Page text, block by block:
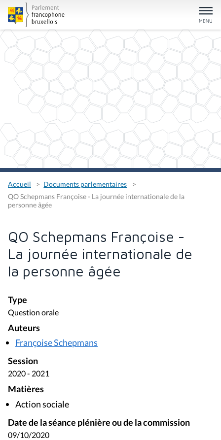
Accueil
Documents parlementaires
QO Schepmans Françoise - La journée internationale de la
personne âgée
QO Schepmans Françoise -
La journée internationale de
la personne âgée
Type
Question orale
Auteurs
Françoise Schepmans
Session
2020 - 2021
Matières
Action sociale
Date de la séance plénière ou de la commission
09/10/2020